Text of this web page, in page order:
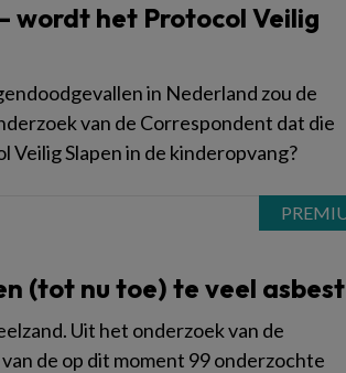
wordt het Protocol Veilig
in Nederland zou de
van de Correspondent dat die
Slapen in de kinderopvang?
(tot nu toe) te veel asbest
Uit het onderzoek van de
de op dit moment 99 onderzochte